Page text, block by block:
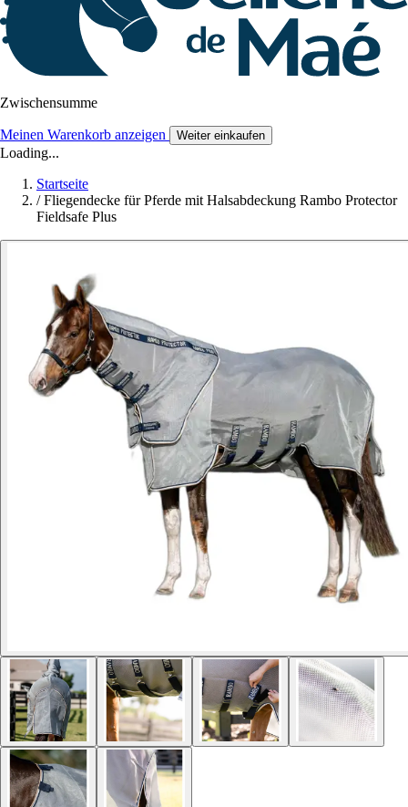
Zwischensumme
Meinen Warenkorb anzeigen Weiter einkaufen
Loading...
Startseite
/ Fliegendecke für Pferde mit Halsabdeckung Rambo Protector
Fieldsafe Plus